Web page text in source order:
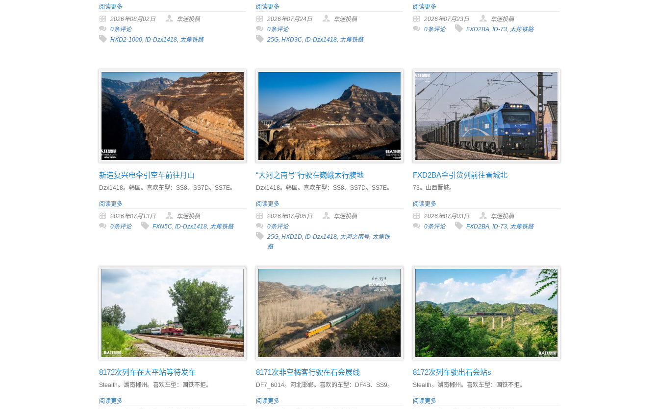
阅读更多
2026年08月02日
车迷投稿
0条评论
HXD2-1000, ID-Dzx1418, 太焦铁路
阅读更多
2026年07月24日
车迷投稿
0条评论
25G, HXD3C, ID-Dzx1418, 太焦铁路
阅读更多
2026年07月23日
车迷投稿
0条评论
FXD2BA, ID-73, 太焦铁路
新造复兴电牵引空车前往月山
Dzx1418。韩国。喜欢车型：SS8、SS7D、SS7E。
阅读更多
2026年07月13日
车迷投稿
0条评论
FXN5C, ID-Dzx1418, 太焦铁路
“大河之南号”行驶在巍峨太行腹地
Dzx1418。韩国。喜欢车型：SS8、SS7D、SS7E。
阅读更多
2026年07月05日
车迷投稿
0条评论
25G, HXD1D, ID-Dzx1418, 大河之南号, 太焦铁
路
FXD2BA牵引货列前往晋城北
73。山西晋城。
阅读更多
2026年07月03日
车迷投稿
0条评论
FXD2BA, ID-73, 太焦铁路
8172次列车在大平站等待发车
Stealth。湖南郴州。喜欢车型：国铁不拒。
阅读更多
8171次非空橘客行驶在石会展线
DF7_6014。河北邯郸。喜欢的车型：DF4B、SS9。
阅读更多
8172次列车驶出石会站s
Stealth。湖南郴州。喜欢车型：国铁不拒。
阅读更多